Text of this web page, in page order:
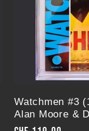
Watchmen #3
Alan Moore &